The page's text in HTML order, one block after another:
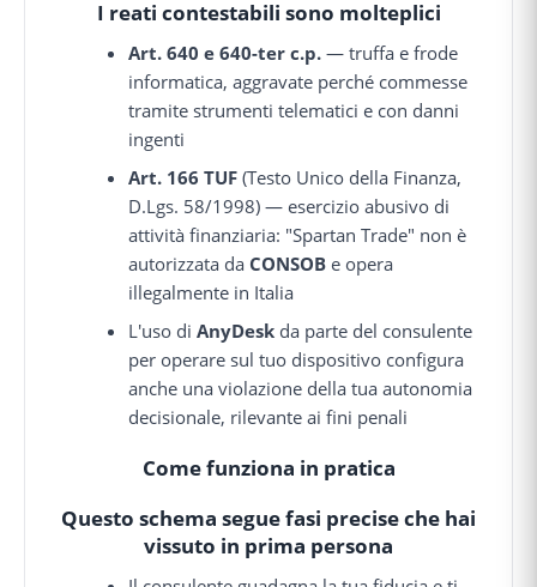
I reati contestabili sono molteplici
Art. 640 e 640-ter c.p. — truffa e frode
informatica, aggravate perché commesse
tramite strumenti telematici e con danni
ingenti
Art. 166 TUF (Testo Unico della Finanza,
D.Lgs. 58/1998) — esercizio abusivo di
attività finanziaria: "Spartan Trade" non è
autorizzata da CONSOB e opera
illegalmente in Italia
L'uso diAnyDesk da parte del consulente
per operare sul tuo dispositivo configura
anche una violazione della tua autonomia
decisionale, rilevante ai fini penali
Come funziona in pratica
Questo schema segue fasi precise che hai
vissuto in prima persona